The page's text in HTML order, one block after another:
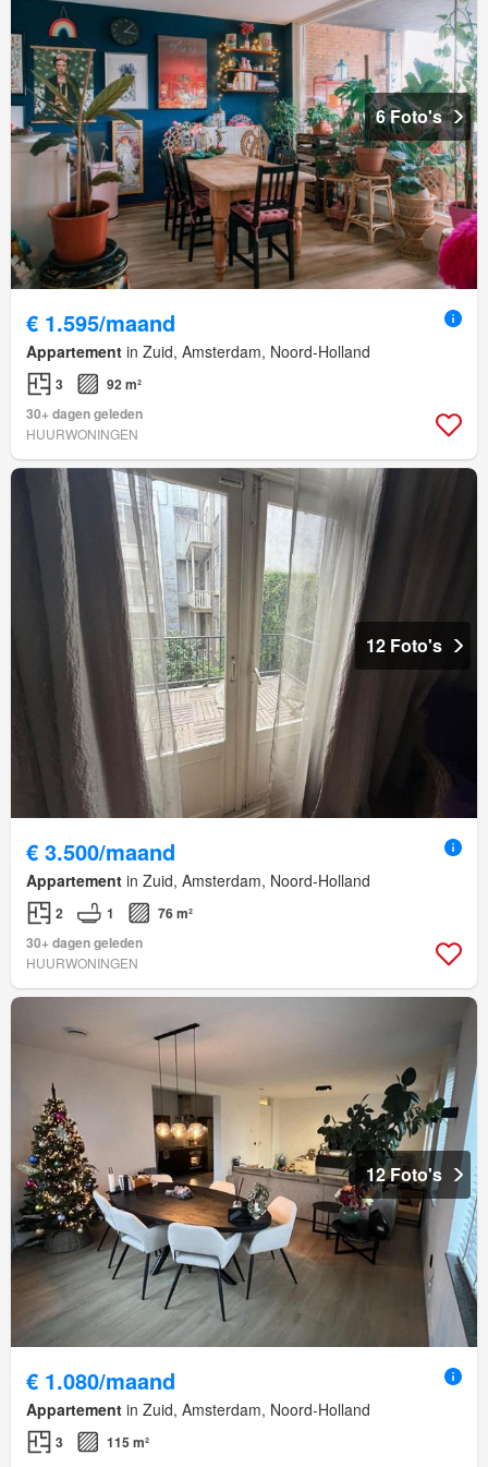
6 Foto's
€ 1.595/maand
Appartement in Zuid, Amsterdam, Noord-Holland
3
92 m²
30+ dagen geleden
HUURWONINGEN
12 Foto's
€ 3.500/maand
Appartement in Zuid, Amsterdam, Noord-Holland
2 1
76 m²
30+ dagen geleden
HUURWONINGEN
12 Foto's
€ 1.080/maand
Appartement in Zuid, Amsterdam, Noord-Holland
3
115 m²